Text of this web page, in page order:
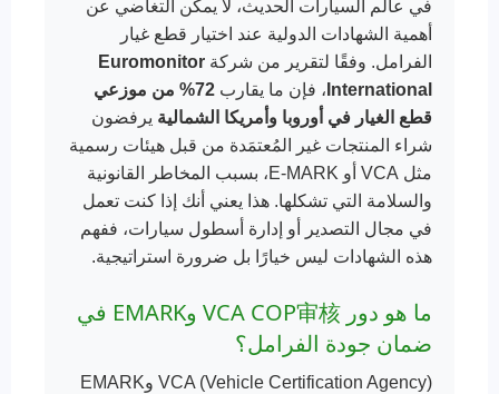
في عالم السيارات الحديث، لا يمكن التغاضي عن
أهمية الشهادات الدولية عند اختيار قطع غيار
الفرامل. وفقًا لتقرير من شركة Euromonitor
International ، فإن ما يقارب
72% من موزعي
قطع الغيار في أوروبا وأمريكا الشمالية يرفضون
شراء المنتجات غير المُعتمَدة من قبل هيئات رسمية
مثل VCA أو E-MARK، بسبب المخاطر القانونية
والسلامة التي تشكلها. هذا يعني أنك إذا كنت تعمل
في مجال التصدير أو إدارة أسطول سيارات، ففهم
هذه الشهادات ليس خيارًا بل ضرورة استراتيجية.
ما هو دور VCA COP审核 وEMARK في
ضمان جودة الفرامل؟
VCA (Vehicle Certification Agency) وEMARK